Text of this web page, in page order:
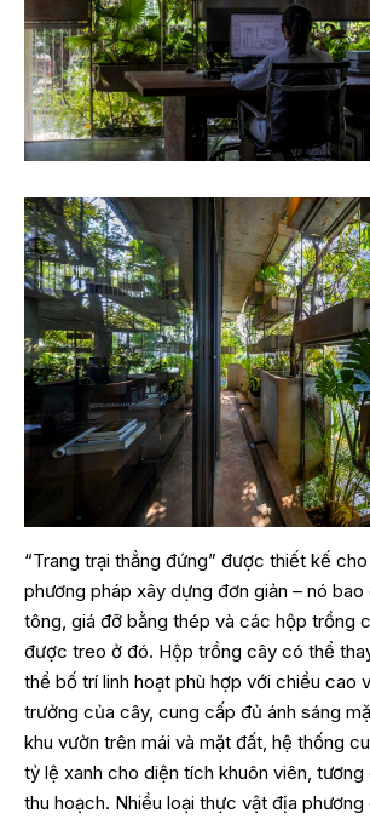
“Trang trại thẳng đứng” được thiết kế
phương pháp xây dựng đơn giản – nó
tông, giá đỡ bằng thép và các hộp trồng
được treo ở đó. Hộp trồng cây có thể
thể bố trí linh hoạt phù hợp với chiều cao
trưởng của cây, cung cấp đủ ánh sáng
khu vườn trên mái và mặt đất, hệ thống
tỷ lệ xanh cho diện tích khuôn viên, tương
thu hoạch. Nhiều loại thực vật địa phương